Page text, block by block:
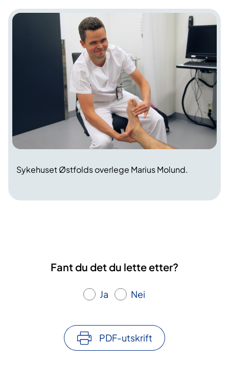
Sykehuset Østfolds overlege Marius Molund.
Fant du det du lette etter?
Ja Nei
PDF-utskrift